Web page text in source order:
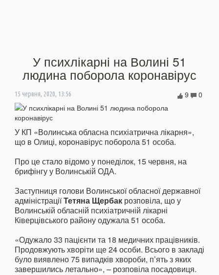
У психлікарні на Волині 51
людина поборола коронавірус
15 червня, 2020, 13:56 0
9
У КП «Волинська обласна психіатрична лікарня»,
що в Олиці, коронавірус поборола 51 особа.
Про це стало відомо у понеділок, 15 червня, на
брифінгу у Волинській ОДА.
Заступниця голови Волинської обласної державної
адміністраціїТетяна Щербак розповіла, що у
Волинській обласній психіатричній лікарні
Ківерцівського району одужала 51 особа.
«Одужало 33 пацієнти та 18 медичних працівників.
Продовжують хворіти ще 24 особи. Всього в закладі
було виявлено 75 випадків хвороби, п’ять з яких
завершились летально», – розповіла посадовиця.